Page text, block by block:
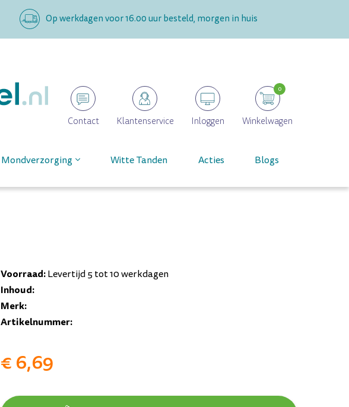
Op werkdagen voor 16.00 uur besteld, morgen in huis
Contact Klantenservice Inloggen Winkelwagen
0
Mondverzorging Witte Tanden Acties Blogs
Voorraad:Levertijd 5 tot 10 werkdagen
Inhoud:
Merk:
Artikelnummer:
€ 6,69